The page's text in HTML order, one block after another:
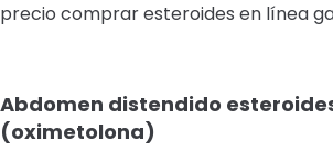
precio comprar esteroides en línea
Abdomen distendido
(oximetolona)